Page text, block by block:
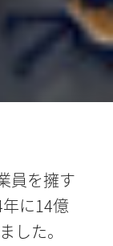
員を擁す
に14億
した。